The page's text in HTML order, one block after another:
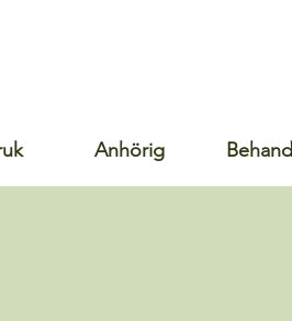
Anhörig